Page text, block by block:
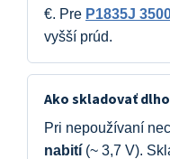
€. Pre P1835J
vyšší prúd.
Ako skladovať
Pri nepoužívaní
nabití (~ 3,7 V).